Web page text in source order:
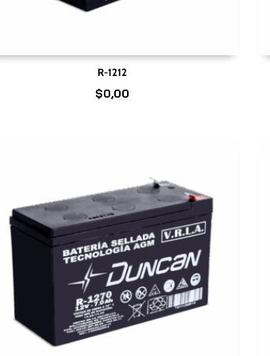
R-1212
$0,00